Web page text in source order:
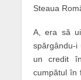
Steaua
A, era să
spărgându-
un credit
cumpătul în